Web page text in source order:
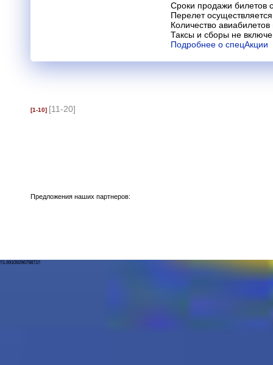
Сроки продажи билетов
Перелет
Количество
Таксы и сборы не
Подробнее о спецАкции
[1-10] [11-20]
Предложения наших партнеров:
!!1.6910929679871!!